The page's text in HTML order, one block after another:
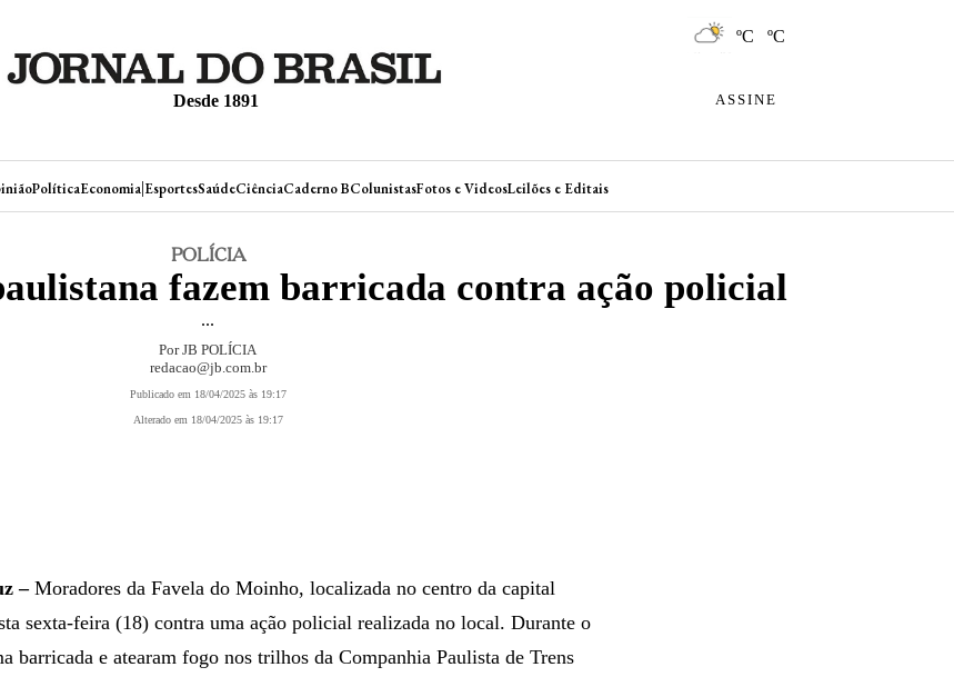
ºC ºC
Desde 1891 ASSINE
PolíticaEconomia|EsportesSaúdeCiênciaCaderno BColunistasFotos e VideosLeilões e Editais
POLÍCIA
fazem barricada contra ação policial
...
Por JB POLÍCIA
redacao@jb.com.br
Publicado em 18/04/2025 às 19:17
Alterado em 18/04/2025 às 19:17
–Moradores da Favela do Moinho, localizada no centro da capital
sexta-feira (18) contra uma ação policial realizada no local. Durante o
barricada e atearam fogo nos trilhos da Companhia Paulista de Trens